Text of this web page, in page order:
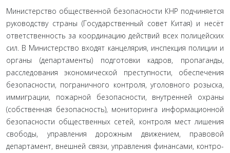
Министерство общественной безопасности КНР подчи­няется
руководству страны (Государственный совет Китая) и несёт
ответственность за координацию действий всех поли­цейских
сил. В Министерство входят канцелярия, инспекция полиции и
органы (департаменты) подготовки кадров, про­паганды,
расследования экономической преступности, обе­спечения
безопасности, пограничного контроля, уголовного розыска,
иммиграции, пожарной безопасности, внутренней охраны
(собственная безопасность), мониторинга информаци­онной
безопасности общественных сетей, контроля мест ли­шения
свободы, управления дорожным движением, правовой
департамент, внешней связи, управления финансами, контро­